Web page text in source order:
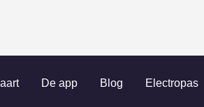
De app Blog Electropas
Bouches-du-Rhône Istres